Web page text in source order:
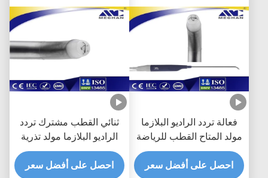
فعالة تردد الراديو البلازما
مولد المتاح القطب للرياضة
وإصابة المفاصل
احصل على أفضل سعر
ثنائي القطب مشترك تردد
الراديو البلازما مولد تذرية
العصا لانكماش الرباط
احصل على أفضل سعر